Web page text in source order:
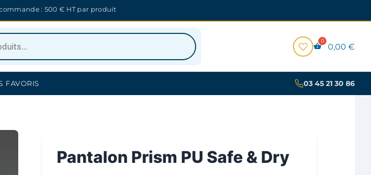
: 500 € HT par produit
0,00 €
FAVORIS 03 45 21 30 86
Pantalon Prism PU Safe & Dry